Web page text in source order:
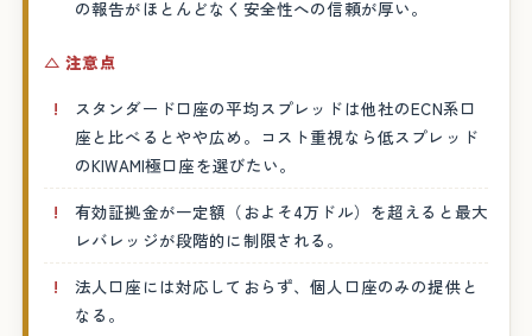
の報告がほとんどなく安全性への信頼が厚い。
△ 注意点
スタンダード口座の平均スプレッドは他社のECN系口
座と比べるとやや広め。コスト重視なら低スプレッド
のKIWAMI極口座を選びたい。
有効証拠金が一定額（およそ4万ドル）を超えると最大
レバレッジが段階的に制限される。
法人口座には対応しておらず、個人口座のみの提供と
なる。